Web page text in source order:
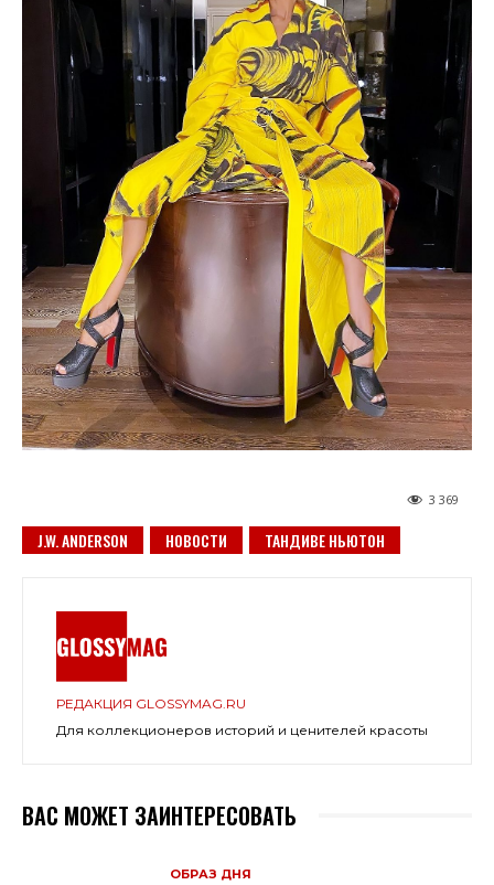
3 369
J.W. ANDERSON НОВОСТИ ТАНДИВЕ НЬЮТОН
РЕДАКЦИЯ GLOSSYMAG.RU
Для коллекционеров историй и ценителей красоты
ВАС МОЖЕТ ЗАИНТЕРЕСОВАТЬ
ОБРАЗ ДНЯ